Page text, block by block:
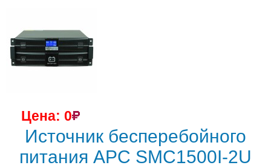
Цена: 0
Источник бесперебойного
питания APC SMC1500I-2U